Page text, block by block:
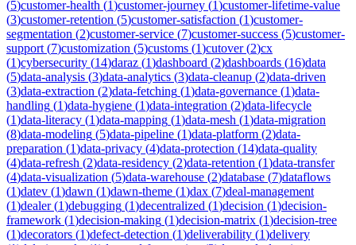
(5)customer-health (1)customer-journey (1)customer-lifetime-value
(3)customer-retention (5)customer-satisfaction (1)customer-
segmentation (2)customer-service (7)customer-success (5)customer-
support (7)customization (5)customs (1)cutover(2)cx
(1)cybersecurity (14)daraz (1)dashboard (2)dashboards (16)data
(5)data-analysis (3)data-analytics (3)data-cleanup (2)data-driven
(3)data-extraction (2)data-fetching (1)data-governance (1)data-
handling (1)data-hygiene (1)data-integration (2)data-lifecycle
(1)data-literacy (1)data-mapping (1)data-mesh (1)data-migration
(8)data-modeling (5)data-pipeline (1)data-platform (2)data-
preparation (1)data-privacy (4)data-protection (14)data-quality
(4)data-refresh (2)data-residency (2)data-retention (1)data-transfer
(4)data-visualization (5)data-warehouse (2)database (7)dataflows
(1)datev (1)dawn (1)dawn-theme (1)dax (7)deal-management
(1)dealer(1)debugging (1)decentralized (1)decision (1)decision-
framework (1)decision-making (1)decision-matrix (1)decision-tree
(1)decorators (1)defect-detection (1)deliverability (1)delivery